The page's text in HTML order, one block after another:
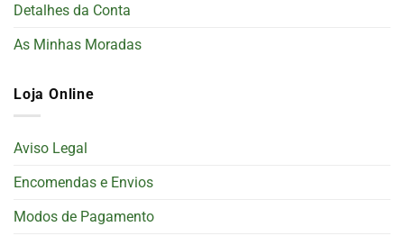
Detalhes da Conta
As Minhas Moradas
Loja Online
Aviso Legal
Encomendas e Envios
Modos de Pagamento